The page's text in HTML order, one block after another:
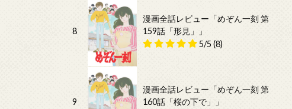
8
漫画全話レビュー「めぞん一刻 第
159話「形見」」
5/5 (8)
9
漫画全話レビュー「めぞん一刻 第
160話「桜の下で」」